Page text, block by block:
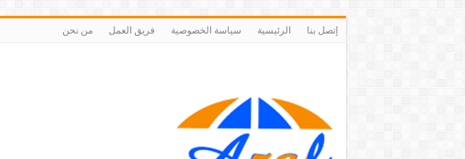
إتصل بنا الرئيسية سياسة الخصوصية فريق العمل من نحن